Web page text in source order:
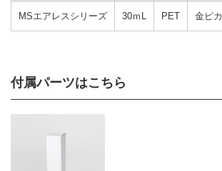
MSエアレスシリーズ 30ｍL PET 金ピカ
付属パーツはこちら